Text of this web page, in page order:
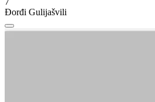
Đorđi Gulijašvili